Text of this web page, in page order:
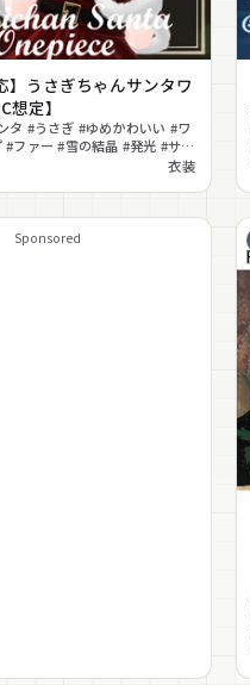
】うさぎちゃんサンタワ
想定】
タ #うさぎ #ゆめかわいい #ワ
#ファー #雪の結晶 #発光 #サン
衣装
Sponsored